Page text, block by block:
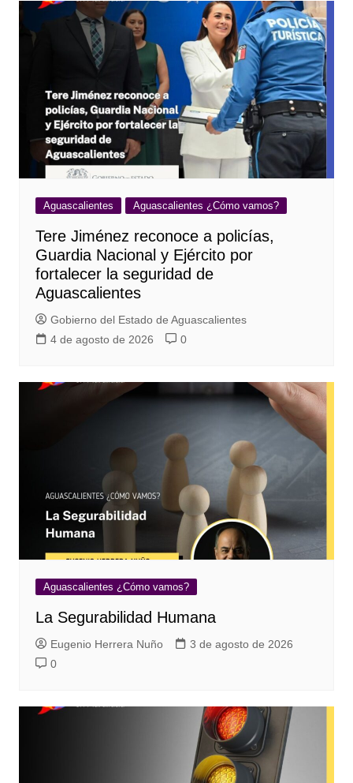
Aguascalientes Aguascalientes ¿Cómo vamos?
Tere Jiménez reconoce a policías,
Guardia Nacional y Ejército por
fortalecer la seguridad de
Aguascalientes
Gobierno del Estado de Aguascalientes
4 de agosto de 2026
0
Aguascalientes ¿Cómo vamos?
La Segurabilidad Humana
Eugenio Herrera Nuño
3 de agosto de 2026
0